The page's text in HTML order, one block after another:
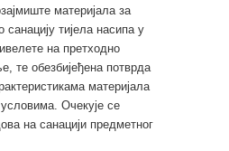
материјала за
тијела насипа у
на претходно
те обезбијеђена потврда
материјала
Очекује се
на санацији предметног